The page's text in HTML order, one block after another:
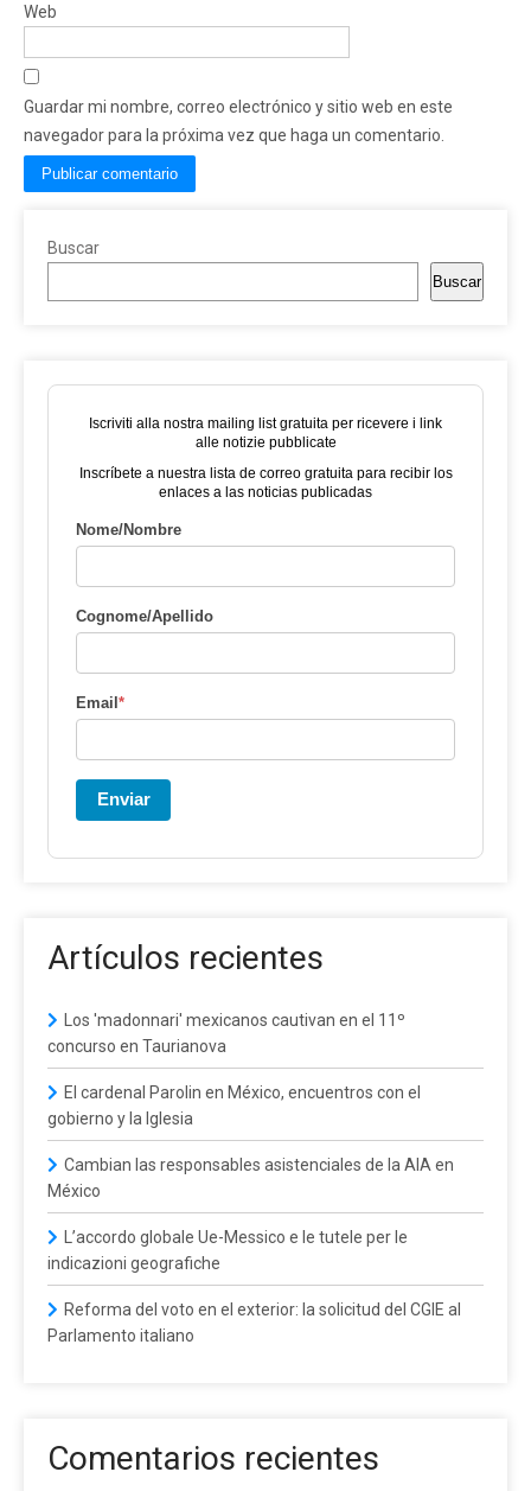
Web
Guardar mi nombre, correo electrónico y sitio web en este
navegador para la próxima vez que haga un comentario.
Buscar
Buscar
Iscriviti alla nostra mailing list gratuita per ricevere i link
alle notizie pubblicate
Inscríbete a nuestra lista de correo gratuita para recibir los
enlaces a las noticias publicadas
Nome/Nombre
Cognome/Apellido
Email*
Enviar
Artículos recientes
Los 'madonnari' mexicanos cautivan en el 11º
concurso en Taurianova
El cardenal Parolin en México, encuentros con el
gobierno y la Iglesia
Cambian las responsables asistenciales de la AIA en
México
L’accordo globale Ue-Messico e le tutele per le
indicazioni geografiche
Reforma del voto en el exterior: la solicitud del CGIE al
Parlamento italiano
Comentarios recientes